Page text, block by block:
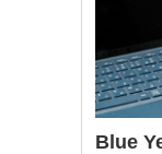
Blue